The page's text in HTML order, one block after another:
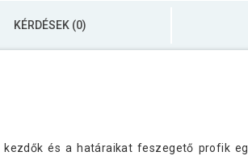
KÉRDÉSEK (0)
és a határaikat feszegető profik